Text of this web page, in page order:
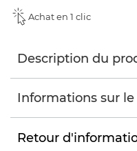
Achat en 1 clic
Description du
Informations sur
Retour